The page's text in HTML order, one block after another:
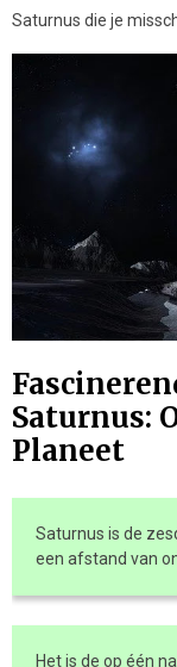
Saturnus die je
Saturnus:
Planeet
Saturnus is de
een afstand van
Het is de op één